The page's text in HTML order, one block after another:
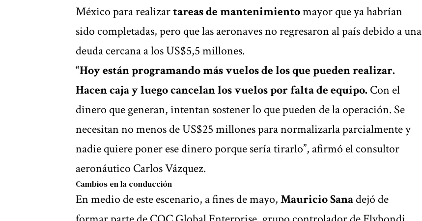
México para realizartareas de mantenimientomayor que ya habrían
sido completadas, pero que las aeronaves no regresaron al país debido a una
deuda cercana a los US$5,5 millones.
“Hoy están programando más vuelos de los que pueden realizar.
Hacen caja y luego cancelan los vuelos por falta de equipo. Con el
dinero que generan, intentan sostener lo que pueden de la operación. Se
necesitan no menos de US$25 millones para normalizarla parcialmente y
nadie quiere poner ese dinero porque sería tirarlo”, afirmó el consultor
aeronáutico Carlos Vázquez.
Cambios en la conducción
En medio de este escenario, a fines de mayo,Mauricio Sanadejó de